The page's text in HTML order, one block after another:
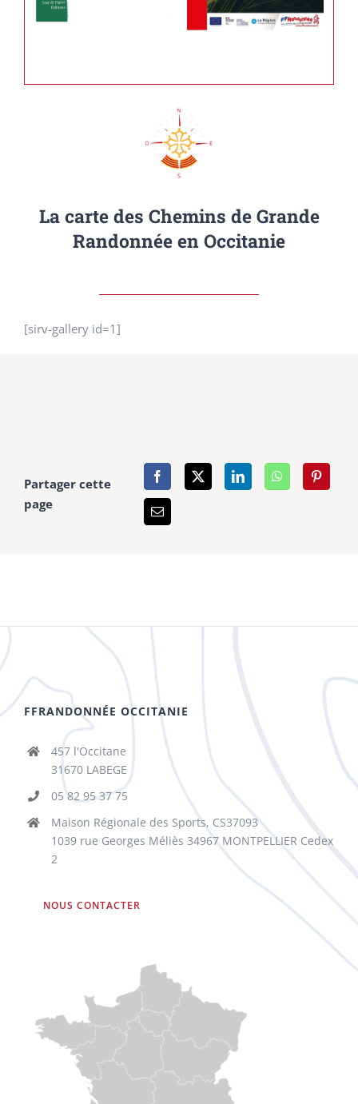
La carte des Chemins de Grande
Randonnée en Occitanie
[sirv-gallery id=1]
Partager cette
page
FFRANDONNÉE OCCITANIE
457 l'Occitane
31670 LABEGE
05 82 95 37 75
Maison Régionale des Sports, CS37093
1039 rue Georges Méliès 34967 MONTPELLIER Cedex
2
NOUS CONTACTER